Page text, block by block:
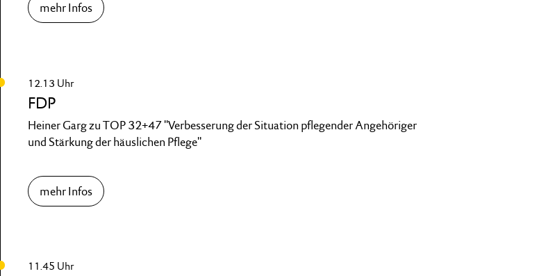
mehr Infos
12.13 Uhr
FDP
Heiner Garg zu TOP 32+47 "Verbesserung der Situation pflegender Angehöriger
und Stärkung der häuslichen Pflege"
mehr Infos
11.45 Uhr